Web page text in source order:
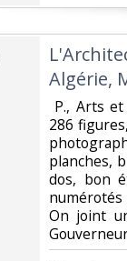
Algérie,
P., Arts
286
planches,
dos, bon
On joint